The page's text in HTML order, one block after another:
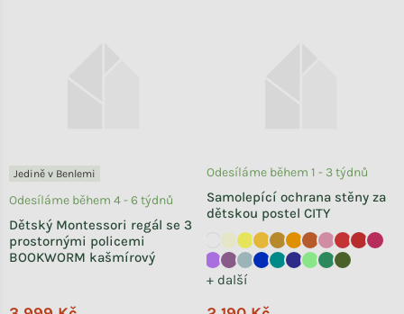
Jedině v Benlemi
Dětský Montessori regál se 3
prostornými policemi
BOOKWORM kašmírový
Odesíláme během 4 - 6 týdnů
Samolepící ochrana stěny za
dětskou postel CITY
+ další
Odesíláme během 1 - 3 týdnů